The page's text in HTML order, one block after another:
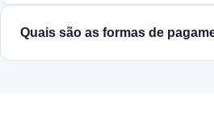
Quais são as formas de